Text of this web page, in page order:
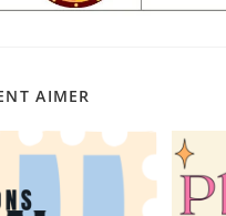
AIMER